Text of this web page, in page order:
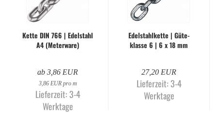
Kette DIN 766 | Edel­stahl
A4 (Me­ter­wa­re)
ab 3,86 EUR
3,86 EUR pro m
Lieferzeit:3-4
Werktage
Edel­stahl­ket­te | Gü­te­
klas­se 6 | 6 x 18 mm
27,20 EUR
Lieferzeit:3-4
Werktage